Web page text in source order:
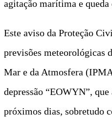
agitação marítima e queda
Este aviso da Proteção
previsões meteorológicas
Mar e da Atmosfera
depressão “EOWYN”,
próximos dias, sobretudo